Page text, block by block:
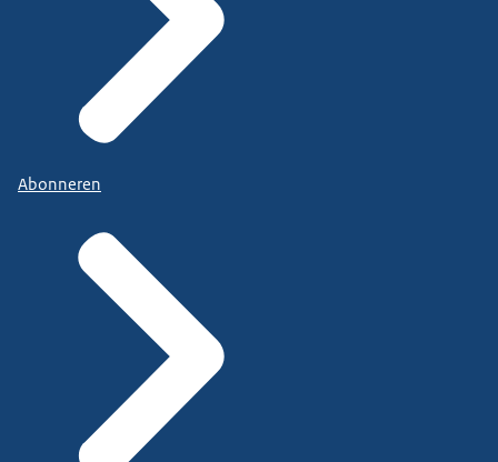
Abonneren